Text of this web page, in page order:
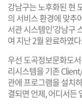
강남구는 노후화된 현
의 서비스 환경에 맞추
서관 시스템인'강남구
여 지난 2월 완료하였다.
우선 도곡정보문화도
리시스템을 기존
관에 프로그램을 설치
결되면 언제, 어디서든